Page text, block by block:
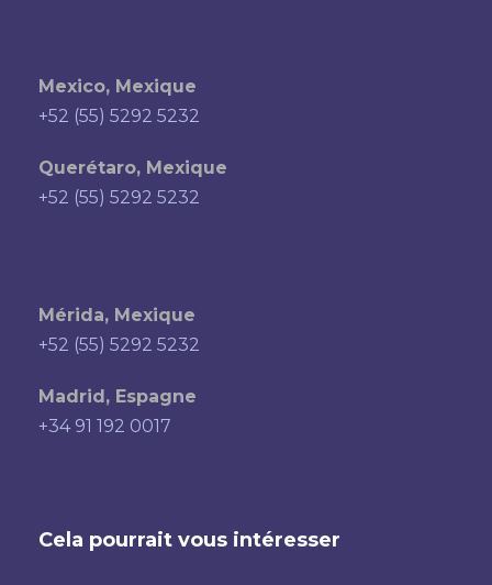
Mexico, Mexique
+52 (55) 5292 5232
Querétaro, Mexique
+52 (55) 5292 5232
Mérida, Mexique
+52 (55) 5292 5232
Madrid, Espagne
+34 91 192 0017
Cela pourrait vous intéresser